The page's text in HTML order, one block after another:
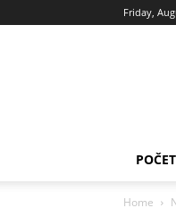
Friday,
Home